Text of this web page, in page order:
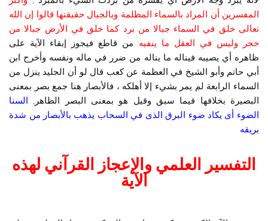
المفسرين أن المراد بالسماء المظلمة وبالجبال حقيقتها قالوا إن الله
تعالى خلق في السماء جبالا من برد كما خلق في الأرض جبالا من
حجر وليس في العقل ما ينفيه من قاطع فيجوز إبقاء الآية على
ظاهره أي يصيبه فيناله ما يناله من ضرر في ماله ونفسه وأخرج ابن
أبي حاتم وأبو الشيخ في العظمة عن كعب قال لو أن الجليد ينزل من
السماء الرابعة لم يمر بشيء إلا أهلكه ، فالأبصار هنا جمع بصر بمعنى
البصيرة بخلافها فيما سبق وقيل هو بمعنى البصر الظاهر, السنا
الضوء أى يكاد ضوء البرق الذى في السحاب يذهب بالأبصار من شدة
بريقه
التفسير العلمي والإعجاز القرآني لهذه
الآية